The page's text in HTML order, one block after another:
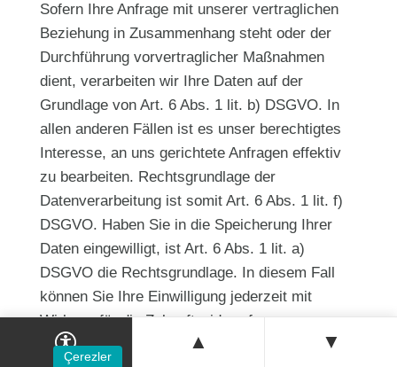
Sofern Ihre Anfrage mit unserer vertraglichen
Beziehung in Zusammenhang steht oder der
Durchführung vorvertraglicher Maßnahmen
dient, verarbeiten wir Ihre Daten auf der
Grundlage von Art. 6 Abs. 1 lit. b) DSGVO. In
allen anderen Fällen ist es unser berechtigtes
Interesse, an uns gerichtete Anfragen effektiv
zu bearbeiten. Rechtsgrundlage der
Datenverarbeitung ist somit Art. 6 Abs. 1 lit. f)
DSGVO. Haben Sie in die Speicherung Ihrer
Daten eingewilligt, ist Art. 6 Abs. 1 lit. a)
DSGVO die Rechtsgrundlage. In diesem Fall
können Sie Ihre Einwilligung jederzeit mit
Wirkung für die Zukunft widerrufen.
WhatsApp üzerinden iletişim
▲ ▼
Çerezler